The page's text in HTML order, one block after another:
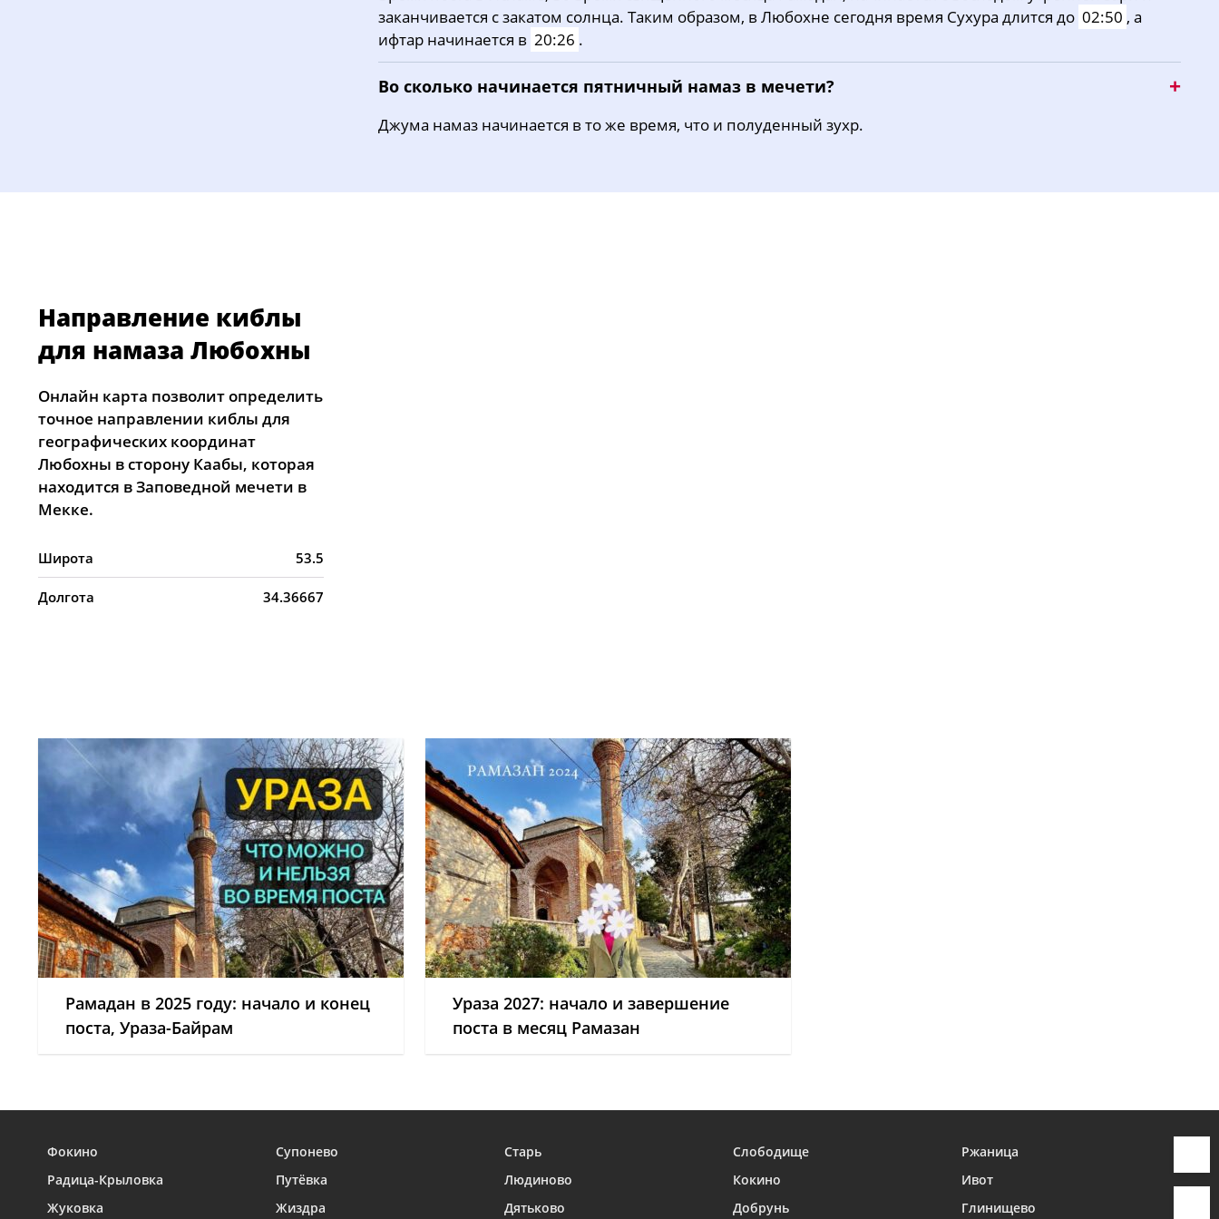
31, Пн
03:53 16:27 19:35 21:22
заканчивается с закатом солнца. Таким образом, в Любохне сегодня время Сухура длится до 02:50 , а
ифтар начинается в 20:26 .
Во сколько начинается пятничный намаз в мечети?
Джума намаз начинается в то же время, что и полуденный зухр.
Направление киблы
для намаза Любохны
Онлайн карта позволит определить
точное направлении киблы для
географических координат
Любохны в сторону Каабы, которая
находится в Заповедной мечети в
Мекке.
Широта 53.5
Долгота 34.36667
Рамадан в 2025 году: начало и конец
поста, Ураза-Байрам
Ураза 2027: начало и завершение
поста в месяц Рамазан
Фокино Супонево Старь Слободище
Ржаница
Радица-Крыловка
Путёвка Людиново Кокино
Ивот
Жуковка
Жиздра Дятьково Добрунь Глинищево